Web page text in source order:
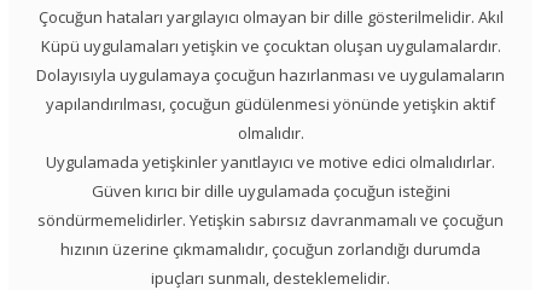
Çocuğun hataları yargılayıcı olmayan bir dille gösterilmelidir. Akıl
Küpü uygulamaları yetişkin ve çocuktan oluşan uygulamalardır.
Dolayısıyla uygulamaya çocuğun hazırlanması ve uygulamaların
yapılandırılması, çocuğun güdülenmesi yönünde yetişkin aktif
olmalıdır.
Uygulamada yetişkinler yanıtlayıcı ve motive edici olmalıdırlar.
Güven kırıcı bir dille uygulamada çocuğun isteğini
söndürmemelidirler. Yetişkin sabırsız davranmamalı ve çocuğun
hızının üzerine çıkmamalıdır, çocuğun zorlandığı durumda
ipuçları sunmalı, desteklemelidir.